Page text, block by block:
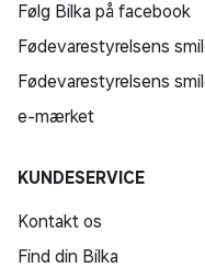
MacBook Air (13", M4)
Følg Bilka på facebook
Fødevarestyrelsens
Fødevarestyrelsens
e-mærket
KUNDESERVICE
Kontakt os
Find din Bilka